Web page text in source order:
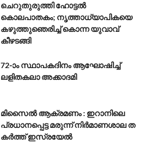
ചെറുതുരുത്തി ഹോട്ടൽ
കൊലപാതകം; നൃത്താധ്യാപികയെ
കഴുത്തുഞെരിച്ച് കൊന്ന യുവാവ്
കീഴടങ്ങി
72-ാം സ്ഥാപകദിനം ആഘോഷിച്ച്
ലളിതകലാ അക്കാദമി
മി​സൈ​ൽ ആ​ക്ര​മ​ണം : ഇ​റാ​നി​ലെ
പ്ര​ധാ​ന​പ്പെ​ട്ട മ​രു​ന്ന് നി​ര്‍​മാ​ണ​ശാ​ല ത​
ക​ർ​ത്ത് ഇ​സ്ര​യേ​ൽ